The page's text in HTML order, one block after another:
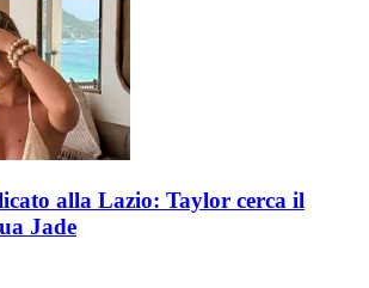
alla Lazio: Taylor cerca il
Jade